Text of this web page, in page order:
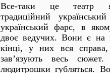
Все-таки це театр
традиційний
український фарс, в
двоє ведучих. Вони є на
кінці, у них вся
зав’язують весь
людитрошки губляться.